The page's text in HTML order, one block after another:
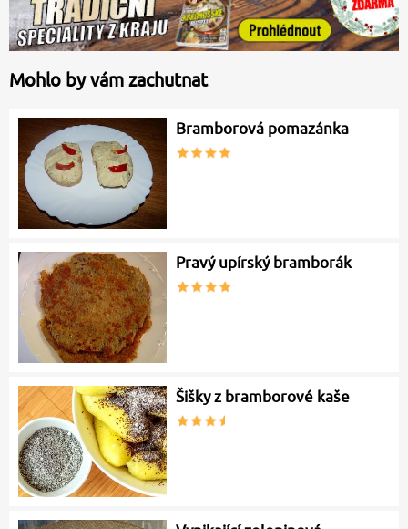
Mohlo by vám zachutnat
Bramborová pomazánka
Pravý upírský bramborák
Šišky z bramborové kaše